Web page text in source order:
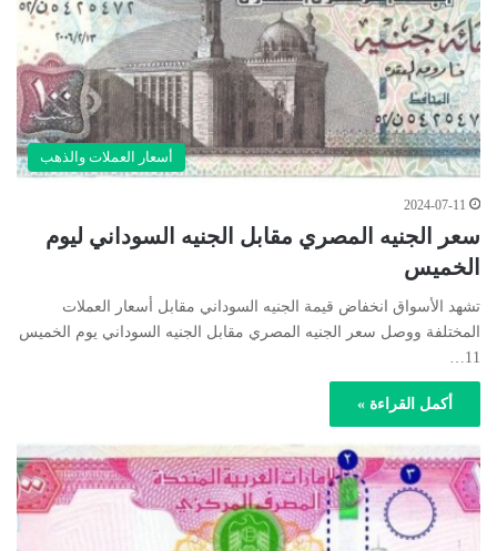
أسعار العملات والذهب
2024-07-11
سعر الجنيه المصري مقابل الجنيه السوداني ليوم
الخميس
تشهد الأسواق انخفاض قيمة الجنيه السوداني مقابل أسعار العملات
المختلفة ووصل سعر الجنيه المصري مقابل الجنيه السوداني يوم الخميس
11…
أكمل القراءة »